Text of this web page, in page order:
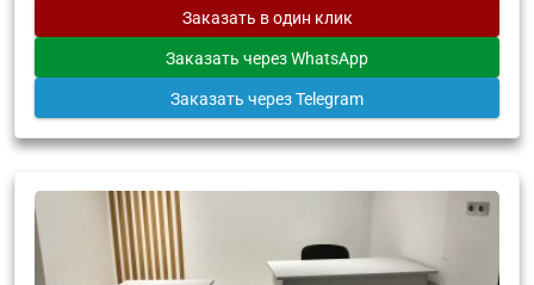
Заказать в один клик
Заказать через WhatsApp
Заказать через Telegram